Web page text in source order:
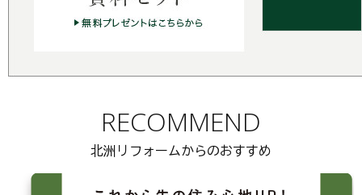
RECOMMEND
北洲リフォームからのおすすめ